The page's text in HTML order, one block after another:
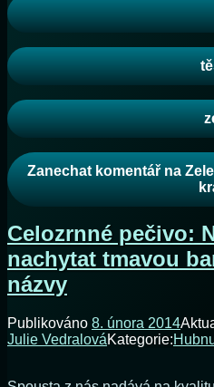
Zanechat komentář na
Celozrnné pečivo:
nachytat tmavou
názvy
Publikováno 8. února 2014
Julie VedralováKategorie: